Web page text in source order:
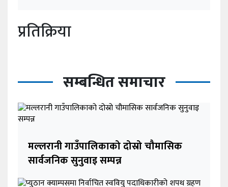
प्रतिक्रिया
सम्बन्धित समाचार
मल्लरानी गाउँपालिकाको दोस्रो चौमासिक
सार्वजनिक सुनुवाइ सम्पन्न